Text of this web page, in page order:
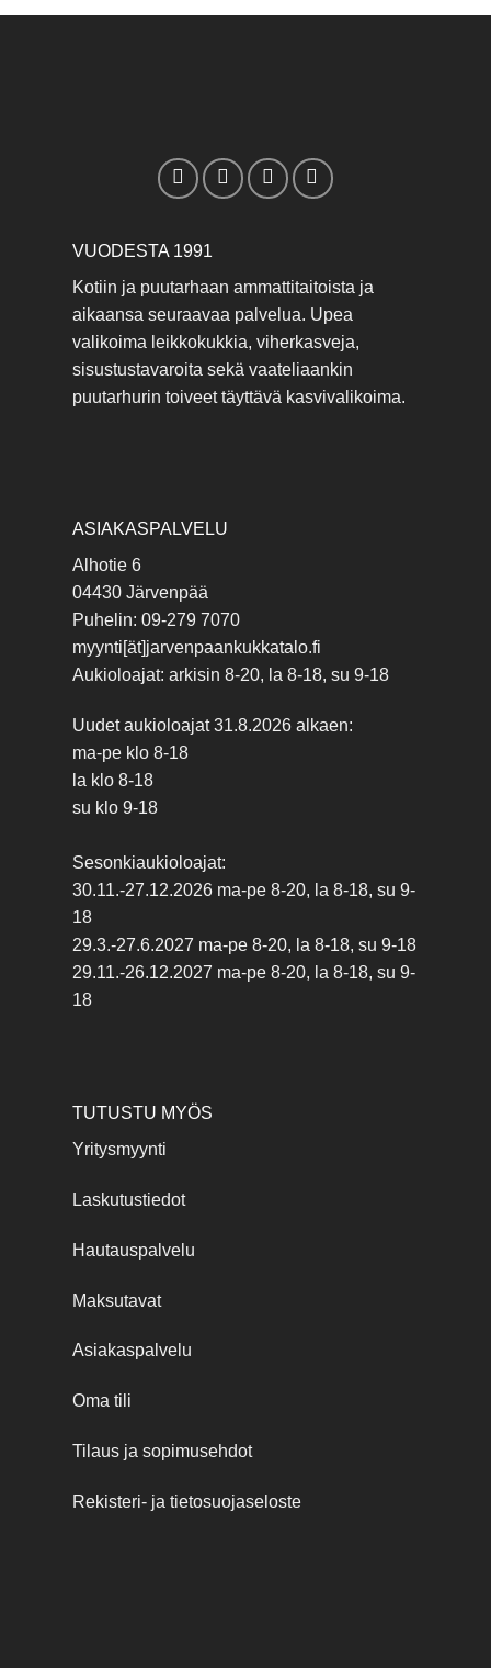
VUODESTA 1991
Kotiin ja puutarhaan ammattitaitoista ja
aikaansa seuraavaa palvelua. Upea
valikoima leikkokukkia, viherkasveja,
sisustustavaroita sekä vaateliaankin
puutarhurin toiveet täyttävä kasvivalikoima.
ASIAKASPALVELU
Alhotie 6
04430 Järvenpää
Puhelin: 09-279 7070
myynti[ät]jarvenpaankukkatalo.fi
Aukioloajat: arkisin 8-20, la 8-18, su 9-18
Uudet aukioloajat 31.8.2026 alkaen:
ma-pe klo 8-18
la klo 8-18
su klo 9-18
Sesonkiaukioloajat:
30.11.-27.12.2026 ma-pe 8-20, la 8-18, su 9-
18
29.3.-27.6.2027 ma-pe 8-20, la 8-18, su 9-18
29.11.-26.12.2027 ma-pe 8-20, la 8-18, su 9-
18
TUTUSTU MYÖS
Yritysmyynti
Laskutustiedot
Hautauspalvelu
Maksutavat
Asiakaspalvelu
Oma tili
Tilaus ja sopimusehdot
Rekisteri- ja tietosuojaseloste